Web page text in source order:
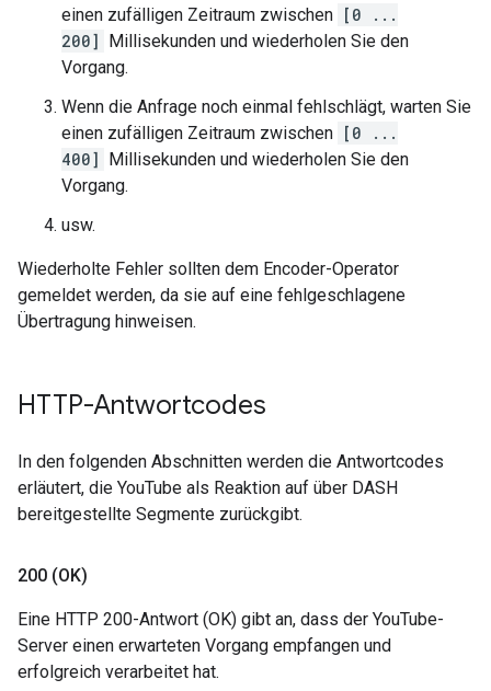
einen zufälligen Zeitraum zwischen [0 ...
200] Millisekunden und wiederholen Sie den
Vorgang.
Wenn die Anfrage noch einmal fehlschlägt, warten Sie
einen zufälligen Zeitraum zwischen [0 ...
400] Millisekunden und wiederholen Sie den
Vorgang.
usw.
Wiederholte Fehler sollten dem Encoder-Operator
gemeldet werden, da sie auf eine fehlgeschlagene
Übertragung hinweisen.
HTTP-Antwortcodes
In den folgenden Abschnitten werden die Antwortcodes
erläutert, die YouTube als Reaktion auf über DASH
bereitgestellte Segmente zurückgibt.
200 (OK)
Eine HTTP 200-Antwort (OK) gibt an, dass der YouTube-
Server einen erwarteten Vorgang empfangen und
erfolgreich verarbeitet hat.